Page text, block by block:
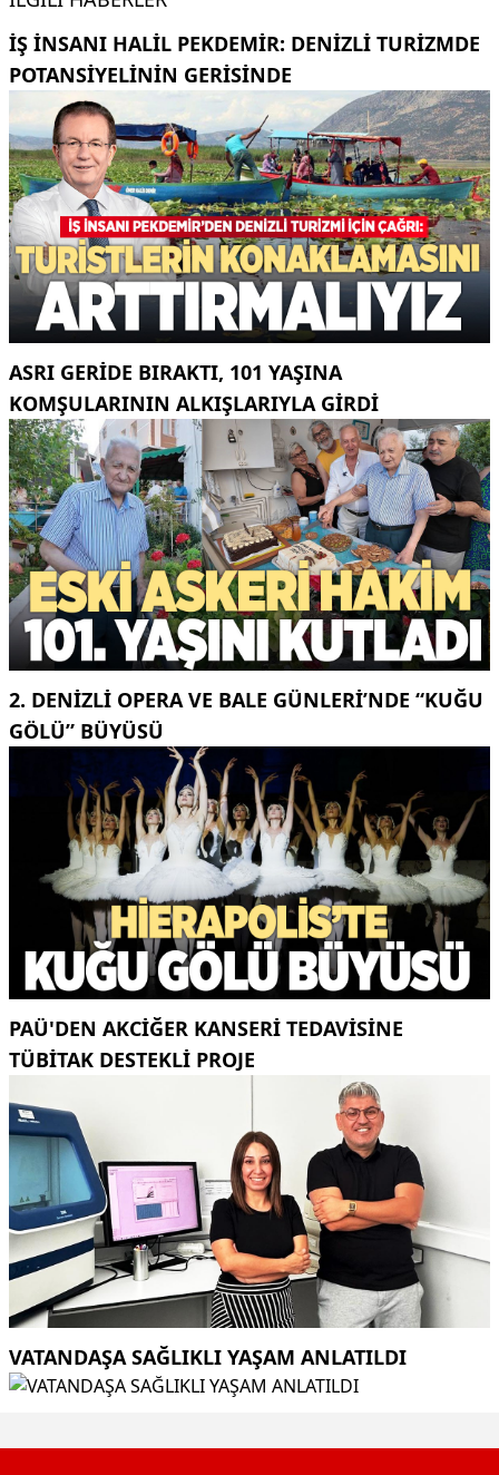
İŞ INSANI HALIL PEKDEMIR: DENIZLI TURIZMDE
POTANSIYELININ GERISINDE
ASRI GERIDE BIRAKTI, 101 YAŞINA
KOMŞULARININ ALKIŞLARIYLA GIRDI
2. DENIZLI OPERA VE BALE GÜNLERI’NDE “KUĞU
GÖLÜ” BÜYÜSÜ
PAÜ'DEN AKCİĞER KANSERİ TEDAVİSİNE
TÜBİTAK DESTEKLİ PROJE
VATANDAŞA SAĞLIKLI YAŞAM ANLATILDI